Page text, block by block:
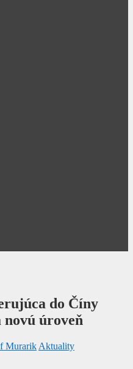
do Číny
novú úroveň
Murarik Aktuality